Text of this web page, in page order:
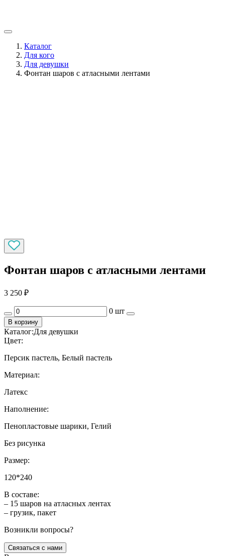
Каталог
Для кого
Для девушки
Фонтан шаров с атласными лентами
Фонтан шаров с атласными лентами
3 250 ₽
0 шт
В корзину
Каталог:Для девушки
Цвет:
Персик пастель, Белый пастель
Материал:
Латекс
Наполнение:
Пенопластовые шарики, Гелий
Без рисунка
Размер:
120*240
В составе:
– 15 шаров на атласных лентах
– грузик, пакет
Возникли вопросы?
Связаться с нами